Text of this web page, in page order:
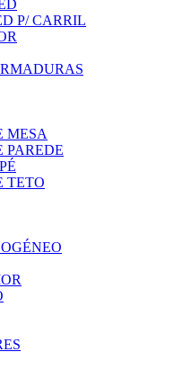
P/ CARRIL
MESA
PAREDE
TETO